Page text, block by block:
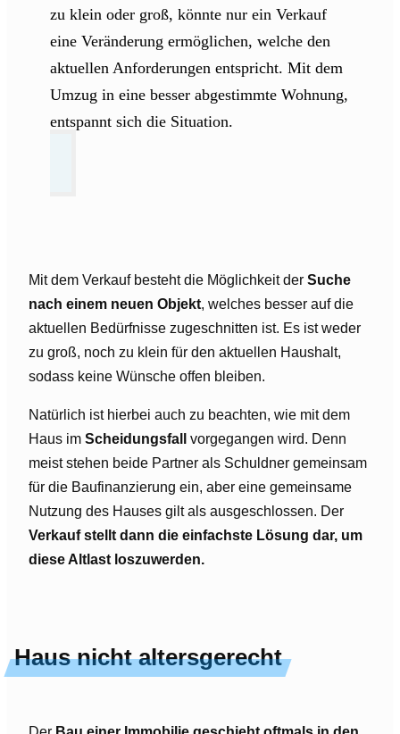
zu klein oder groß, könnte nur ein Verkauf
eine Veränderung ermöglichen, welche den
aktuellen Anforderungen entspricht. Mit dem
Umzug in eine besser abgestimmte Wohnung,
entspannt sich die Situation.
Mit dem Verkauf besteht die Möglichkeit der Suche
nach einem neuen Objekt, welches besser auf die
aktuellen Bedürfnisse zugeschnitten ist. Es ist weder
zu groß, noch zu klein für den aktuellen Haushalt,
sodass keine Wünsche offen bleiben.
Natürlich ist hierbei auch zu beachten, wie mit dem
Haus im Scheidungsfall vorgegangen wird. Denn
meist stehen beide Partner als Schuldner gemeinsam
für die Baufinanzierung ein, aber eine gemeinsame
Nutzung des Hauses gilt als ausgeschlossen. Der
Verkauf stellt dann die einfachste Lösung dar, um
diese Altlast loszuwerden.
Haus nicht altersgerecht